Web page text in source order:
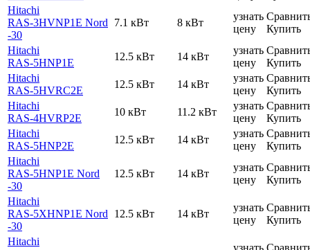
Hitachi
RAS-3HVNP1E Nord
-30
7.1 кВт 8 кВт
узнать
цену
Купить
Hitachi
RAS-5HNP1E
12.5 кВт 14 кВт
узнать
цену
Купить
Hitachi
RAS-5HVRC2E
12.5 кВт 14 кВт
узнать
цену
Купить
Hitachi
RAS-4HVRP2E
10 кВт 11.2 кВт
узнать
цену
Купить
Hitachi
RAS-5HNP2E
12.5 кВт 14 кВт
узнать
цену
Купить
Hitachi
RAS-5HNP1E Nord
-30
12.5 кВт 14 кВт
узнать
цену
Купить
Hitachi
RAS-5XHNP1E Nord
-30
12.5 кВт 14 кВт
узнать
цену
Купить
Hitachi
узнать